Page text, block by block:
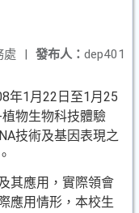
發布人： dep401
處 |
年1月22日至1月25
物生物科技體驗
技術及基因表現之
其應用，實際領會
應用情形，本校生